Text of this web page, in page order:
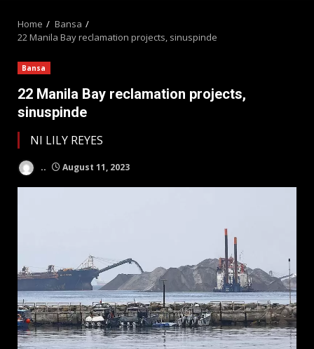
Home
Bansa
22 Manila Bay reclamation projects, sinuspinde
Bansa
22 Manila Bay reclamation projects,
sinuspinde
NI LILY REYES
.. August 11, 2023